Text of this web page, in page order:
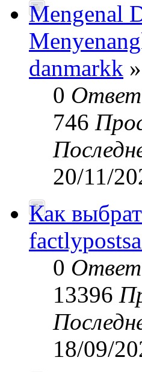
Mengenal
danmarkk
0
746
20/11/
Как
0
13396
18/09/